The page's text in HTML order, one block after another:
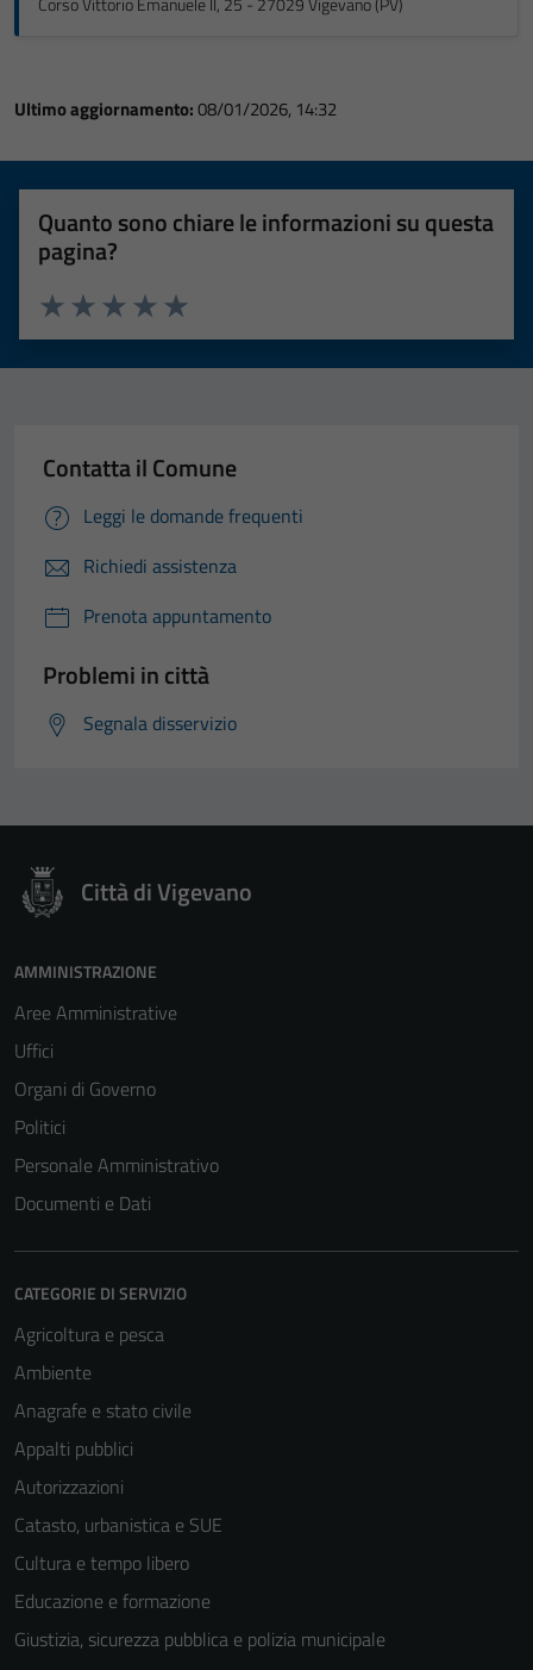
Ultimo aggiornamento:08/01/2026, 14:32
Quanto sono chiare le informazioni su questa
pagina?
Valuta 5 stelle su 5
Valuta 4 stelle su 5
Valuta 3 stelle su 5
Valuta 2 stelle su 5
Valuta 1 stelle su 5
Contatta il Comune
Leggi le domande frequenti
Richiedi assistenza
Prenota appuntamento
Problemi in città
Segnala disservizio
Città di Vigevano
AMMINISTRAZIONE
Aree Amministrative
Uffici
Organi di Governo
Politici
Personale Amministrativo
Documenti e Dati
CATEGORIE DI SERVIZIO
Agricoltura e pesca
Ambiente
Anagrafe e stato civile
Appalti pubblici
Autorizzazioni
Catasto, urbanistica e SUE
Cultura e tempo libero
Educazione e formazione
Giustizia, sicurezza pubblica e polizia municipale